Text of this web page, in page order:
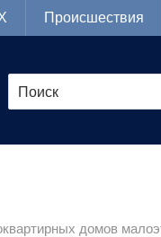
Происшествия
домов